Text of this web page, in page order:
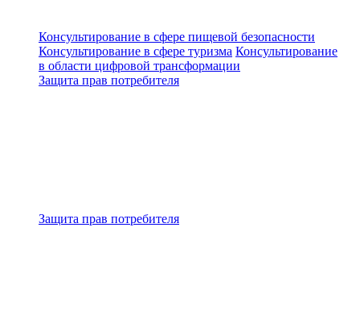
Консультирование в сфере пищевой безопасности
Консультирование в сфере туризма Консультирование
в области цифровой трансформации
Защита прав потребителя
Защита прав потребителя